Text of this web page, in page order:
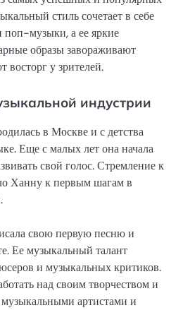
стиль сочетает в себе
поп-музыки, а ее яркие
образы завораживают
у зрителей.
индустрии
в Москве и с детства
Еще с малых лет она начала
свой голос. Стремление к
Ханну к первым шагам в
свою первую песню и
Ее музыкальный талант
и музыкальных критиков.
над своим творчеством и
артистами и